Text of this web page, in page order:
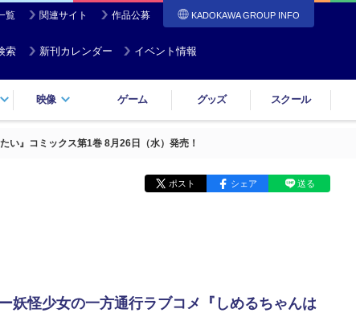
覧 関連サイト 作品公募 KADOKAWA GROUP INFO
索 新刊カレンダー イベント情報
映像 ゲーム グッズ スクール
い』コミックス第1巻 8月26日（水）発売！
ポスト シェア 送る
怪少女の一方通行ラブコメ『しめるちゃんは